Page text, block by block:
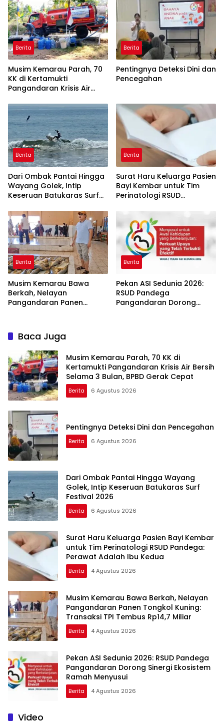
Berita
Musim Kemarau Parah, 70
KK di Kertamukti
Pangandaran Krisis Air
BPBD Gerak Cepat
Berita
Pentingnya Deteksi Dini dan
Pencegahan
Berita
Dari Ombak Pantai Hingga
Wayang Golek, Intip
Keseruan Batukaras Surf
Berita
Surat Haru Keluarga Pasien
Bayi Kembar untuk Tim
Perinatologi RSUD
Ibu Kedua
Berita
Musim Kemarau Bawa
Berkah, Nelayan
Pangandaran Panen
Berita
Pekan ASI Sedunia 2026:
RSUD Pandega
Pangandaran Dorong
Baca Juga
Musim Kemarau Parah, 70 KK di
Kertamukti Pangandaran Krisis Air Bersih
Selama 3 Bulan, BPBD Gerak Cepat
Berita 6 Agustus 2026
Pentingnya Deteksi Dini dan Pencegahan
Berita 6 Agustus 2026
Dari Ombak Pantai Hingga Wayang
Golek, Intip Keseruan Batukaras Surf
Festival 2026
Berita 6 Agustus 2026
Surat Haru Keluarga Pasien Bayi Kembar
untuk Tim Perinatologi RSUD Pandega:
Perawat Adalah Ibu Kedua
Berita 4 Agustus 2026
Musim Kemarau Bawa Berkah, Nelayan
Pangandaran Panen Tongkol Kuning:
Transaksi TPI Tembus Rp14,7 Miliar
Berita 4 Agustus 2026
Pekan ASI Sedunia 2026: RSUD Pandega
Pangandaran Dorong Sinergi Ekosistem
Ramah Menyusui
Berita 4 Agustus 2026
Video